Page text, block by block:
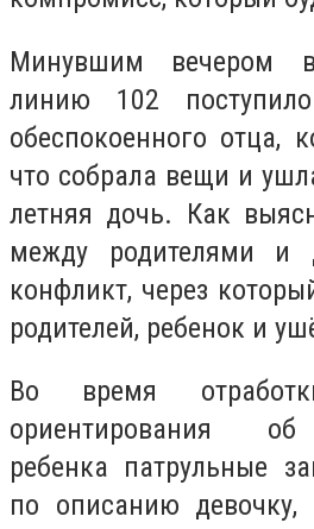
Минувшим вечером
линию 102
обеспокоенного отца,
что собрала вещи и
летняя дочь. Как
между родителями и
конфликт, через
родителей, ребенок и
Во время
ориентирования об
ребенка патрульные
по описанию